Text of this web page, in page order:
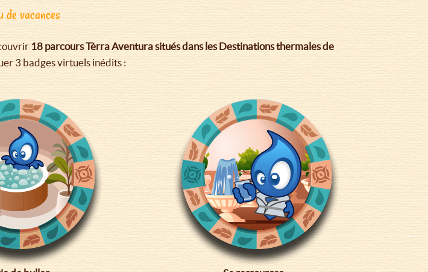
de vacances
18 parcours Tèrra Aventura situés dans les Destinations thermales de
3 badges virtuels inédits :